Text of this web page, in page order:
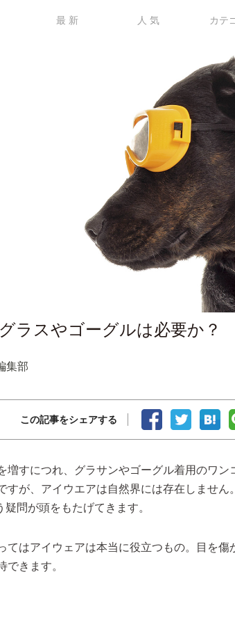
最 新 人 気 カテ
ラスやゴーグルは必要か？
集部
この記事をシェアする
増すにつれ、グラサンやゴーグル着用のワン
すが、アイウエアは自然界には存在しません
疑問が頭をもたげてきます。
てはアイウェアは本当に役立つもの。目を傷
できます。